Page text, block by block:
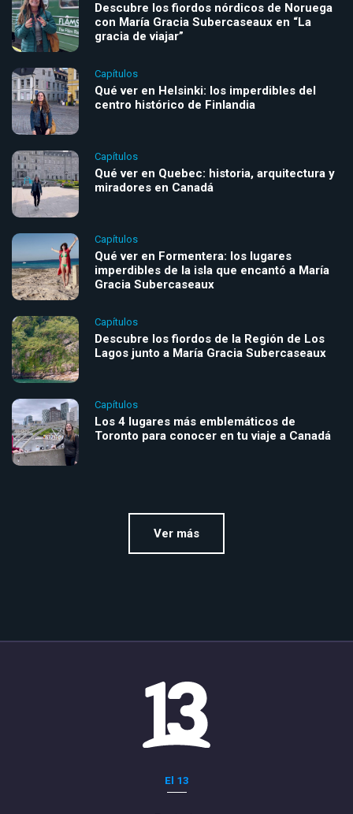
Descubre los fiordos nórdicos de Noruega
con María Gracia Subercaseaux en “La
gracia de viajar”
Capítulos
Qué ver en Helsinki: los imperdibles del
centro histórico de Finlandia
Capítulos
Qué ver en Quebec: historia, arquitectura y
miradores en Canadá
Capítulos
Qué ver en Formentera: los lugares
imperdibles de la isla que encantó a María
Gracia Subercaseaux
Capítulos
Descubre los fiordos de la Región de Los
Lagos junto a María Gracia Subercaseaux
Capítulos
Los 4 lugares más emblemáticos de
Toronto para conocer en tu viaje a Canadá
Ver más
El 13